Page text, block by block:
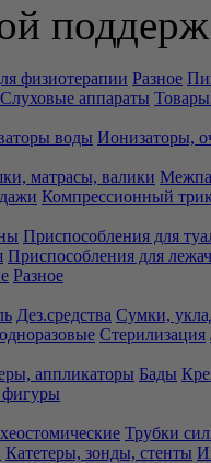
физиотерапии Разное
Слуховые аппараты Товары
воды Ионизаторы,
матрасы, валики
Компрессионный
Приспособления для
Приспособления для
Разное
Дез.средства Сумки,
Стерилизация
аппликаторы Бады
фигуры
Трубки
Катетеры, зонды, стенты